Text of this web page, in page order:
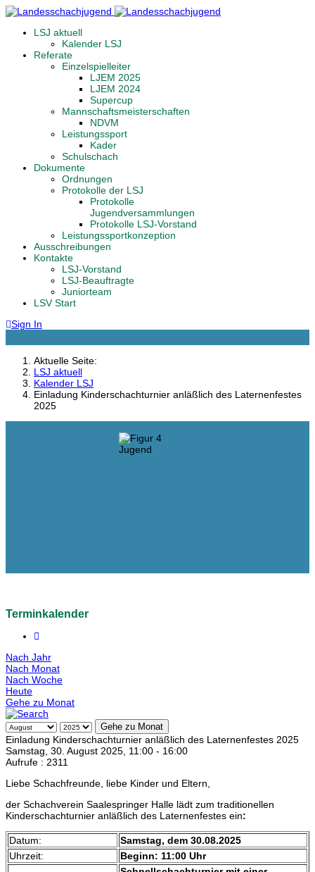
LSJ aktuell
Kalender LSJ
Referate
Einzelspielleiter
LJEM 2025
LJEM 2024
Supercup
Mannschaftsmeisterschaften
NDVM
Leistungssport
Kader
Schulschach
Dokumente
Ordnungen
Protokolle der LSJ
Protokolle
Jugendversammlungen
Protokolle LSJ-Vorstand
Leistungssportkonzeption
Ausschreibungen
Kontakte
LSJ-Vorstand
LSJ-Beauftragte
Juniorteam
LSV Start
Sign In
Aktuelle Seite:
LSJ aktuell
Kalender LSJ
Einladung Kinderschachturnier anläßlich des Laternenfestes
2025
Terminkalender
Nach Jahr
Nach Monat
Nach Woche
Heute
Gehe zu Monat
Gehe zu Monat
Einladung Kinderschachturnier anläßlich des Laternenfestes 2025
Samstag, 30. August 2025, 11:00 - 16:00
Aufrufe : 2311
Liebe Schachfreunde, liebe Kinder und Eltern,
der Schachverein Saalespringer Halle lädt zum traditionellen
Kinderschachturnier anläßlich des Laternenfestes ein:
Datum:
Samstag, dem 30.08.2025
Uhrzeit:
Beginn: 11:00 Uhr